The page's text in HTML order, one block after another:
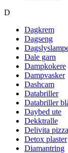
D
Dagkrem
Dagseng
Dale garn
Dampkokere
Dampvasker
Dashcam
Databriller
Databriller
Daybed ute
Dekktralle
Delivita
Detox plaster
Diamantring